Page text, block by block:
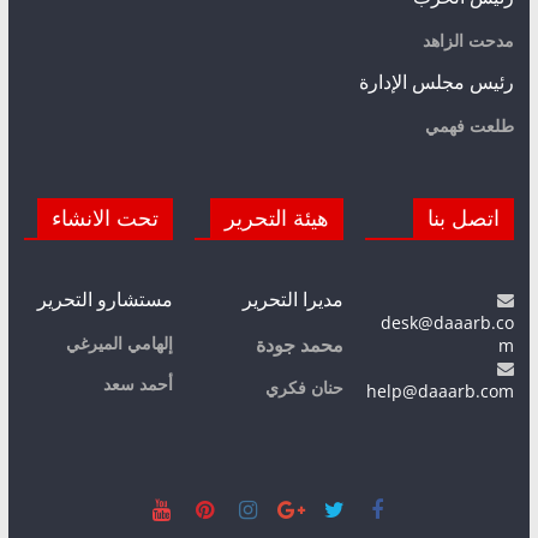
مدحت الزاهد
رئيس مجلس الإدارة
طلعت فهمي
اتصل بنا
desk@daaarb.co
m
help@daaarb.com
هيئة التحرير
مديرا التحرير
محمد جودة
حنان فكري
تحت الانشاء
مستشارو التحرير
إلهامي الميرغي
أحمد سعد